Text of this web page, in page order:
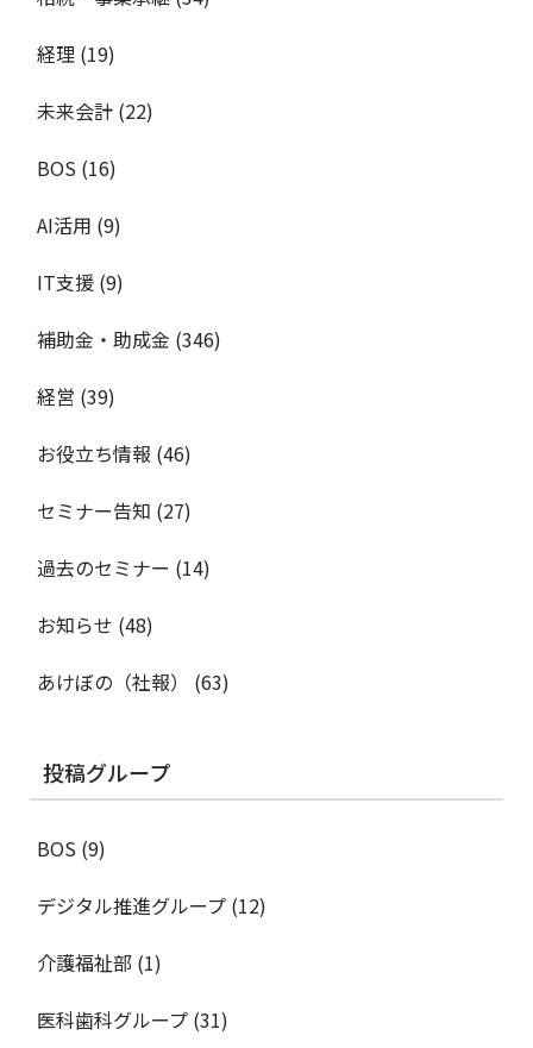
経理 (19)
未来会計 (22)
BOS (16)
AI活用 (9)
IT支援 (9)
補助金・助成金 (346)
経営 (39)
お役立ち情報 (46)
セミナー告知 (27)
過去のセミナー (14)
お知らせ (48)
あけぼの（社報）
(63)
投稿グループ
BOS (9)
デジタル推進グループ (12)
介護福祉部 (1)
医科歯科グループ (31)